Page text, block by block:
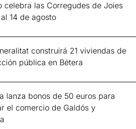
celebra las Corregudes de Joies
14 de agosto
construirá 21 viviendas de
pública en Bétera
lanza bonos de 50 euros para
el comercio de Galdós y